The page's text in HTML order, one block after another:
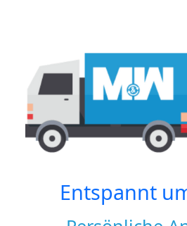
Entspannt